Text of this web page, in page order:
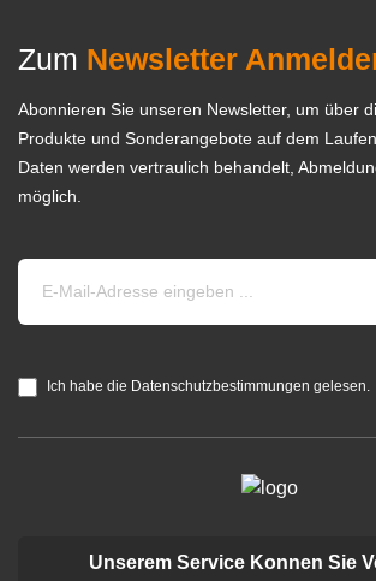
Zum Newsletter
Abonnieren Sie unseren Newsletter, um über
Produkte und Sonderangebote auf dem
Daten werden vertraulich behandelt,
möglich.
Ich habe die Datenschutzbestimmungen gelesen.
Unserem Service Konnen Sie